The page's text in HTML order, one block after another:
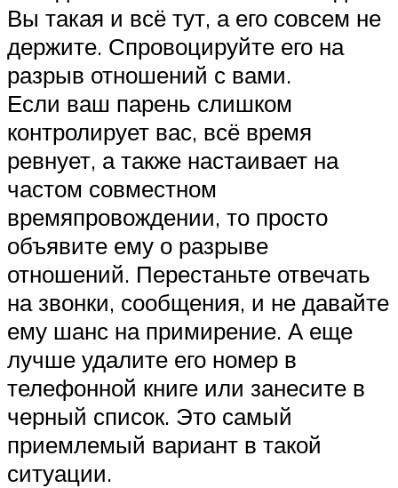
Вы такая и всё тут, а его совсем не
держите. Спровоцируйте его на
разрыв отношений с вами.
Если ваш парень слишком
контролирует вас, всё время
ревнует, а также настаивает на
частом совместном
времяпровождении, то просто
объявите ему о разрыве
отношений. Перестаньте отвечать
на звонки, сообщения, и не давайте
ему шанс на примирение. А еще
лучше удалите его номер в
телефонной книге или занесите в
черный список. Это самый
приемлемый вариант в такой
ситуации.